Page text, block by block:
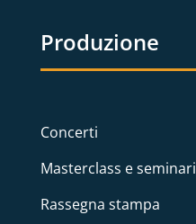
Produzione
Concerti
Masterclass e seminari
Rassegna stampa